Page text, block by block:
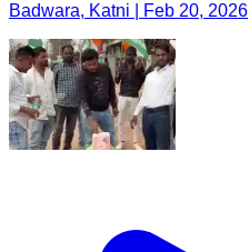
Badwara, Katni | Feb 20, 2026